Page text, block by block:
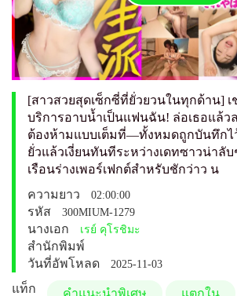
[สาวสวยสุดเซ็กซี่ที่ยั่วยวนในทุกด้าน] เ
บริการอาบน้ำเป็นแฟนฉัน! ล่อเธอแล้
ต้องห้ามแบบเต็มที่—ทั้งหมดถูกบันทึกไ
ยั่วแล้วเงี่ยนทันทีระหว่างเดทซาวน่าลั
เรือนร่างเพอร์เฟกต์สำหรับชักว่าว น
ความยาว
02:00:00
รหัส 300MIUM-1279
นางเอก เรย์ คุโรชิมะ
สำนักพิมพ์
วันที่อัพโหลด
2025-11-03
แท็ก คำแนะนำพิเศษ แตกใน